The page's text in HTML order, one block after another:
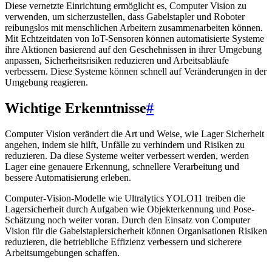
Diese vernetzte Einrichtung ermöglicht es, Computer Vision zu
verwenden, um sicherzustellen, dass Gabelstapler und Roboter
reibungslos mit menschlichen Arbeitern zusammenarbeiten können.
Mit Echtzeitdaten von IoT-Sensoren können automatisierte Systeme
ihre Aktionen basierend auf den Geschehnissen in ihrer Umgebung
anpassen, Sicherheitsrisiken reduzieren und Arbeitsabläufe
verbessern. Diese Systeme können schnell auf Veränderungen in der
Umgebung reagieren.
Wichtige Erkenntnisse#
Computer Vision verändert die Art und Weise, wie Lager Sicherheit
angehen, indem sie hilft, Unfälle zu verhindern und Risiken zu
reduzieren. Da diese Systeme weiter verbessert werden, werden
Lager eine genauere Erkennung, schnellere Verarbeitung und
bessere Automatisierung erleben.
Computer-Vision-Modelle wie Ultralytics YOLO11 treiben die
Lagersicherheit durch Aufgaben wie Objekterkennung und Pose-
Schätzung noch weiter voran. Durch den Einsatz von Computer
Vision für die Gabelstaplersicherheit können Organisationen Risiken
reduzieren, die betriebliche Effizienz verbessern und sicherere
Arbeitsumgebungen schaffen.